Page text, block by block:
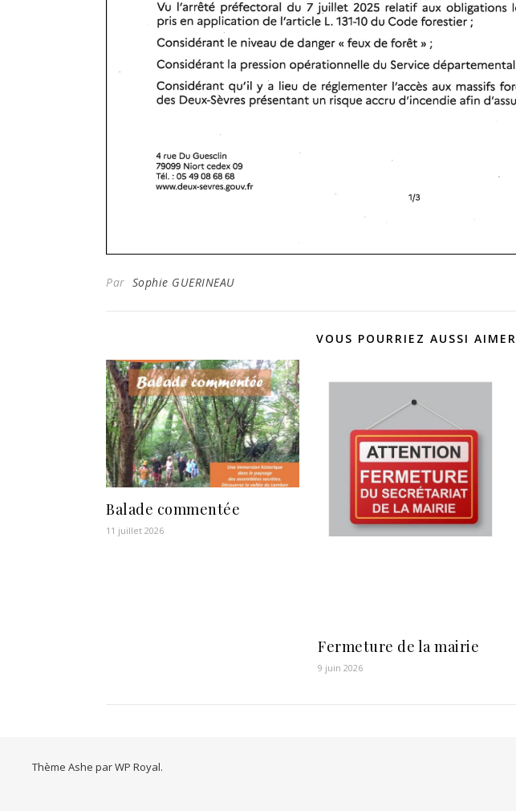
Par Sophie GUERINEAU
VOUS POURRIEZ AUSSI AIMER
Balade commentée
11 juillet 2026
Fermeture de la mairie
9 juin 2026
Thème Ashe parWP Royal.